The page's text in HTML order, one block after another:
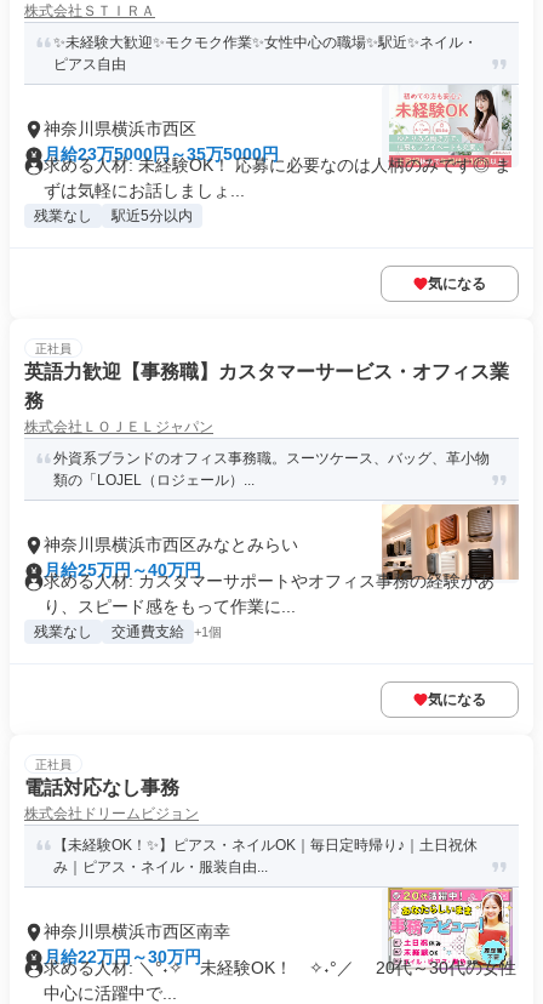
株式会社ＳＴＩＲＡ
✨未経験大歓迎✨モクモク作業✨女性中心の職場✨駅近✨ネイル・
ピアス自由
神奈川県横浜市西区
月給23万5000円～35万5000円
求める人材: 未経験OK！ 応募に必要なのは人柄のみです◎ ま
ずは気軽にお話しましょ...
残業なし 駅近5分以内
気になる
正社員
英語力歓迎【事務職】カスタマーサービス・オフィス業
務
株式会社ＬＯＪＥＬジャパン
外資系ブランドのオフィス事務職。スーツケース、バッグ、革小物
類の「LOJEL（ロジェール）...
神奈川県横浜市西区みなとみらい
月給25万円～40万円
求める人材: カスタマーサポートやオフィス事務の経験があ
り、スピード感をもって作業に...
残業なし 交通費支給 +1個
気になる
正社員
電話対応なし事務
株式会社ドリームビジョン
【未経験OK！✨】ピアス・ネイルOK｜毎日定時帰り♪｜土日祝休
み｜ピアス・ネイル・服装自由...
神奈川県横浜市西区南幸
月給22万円～30万円
求める人材: ＼°˖✧ 未経験OK！ ✧˖°／ 20代～30代の女性
中心に活躍中で...